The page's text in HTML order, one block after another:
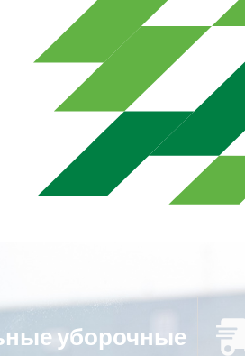
уборочные